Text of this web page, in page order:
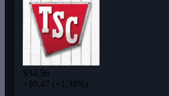
$34,56
+$0,47 (+1,38%)